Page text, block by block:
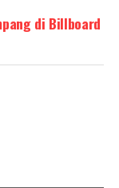
di Billboard